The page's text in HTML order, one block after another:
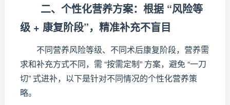
二、个性化营养方案：根据 “风险等
级 + 康复阶段”，精准补充不盲目
不同营养风险等级、不同术后康复阶段，营养需
求和补充方式不同，需 “按需定制” 方案，避免 “一刀
切” 式进补，以下是针对不同情况的个性化营养策
略。